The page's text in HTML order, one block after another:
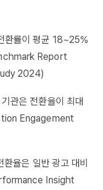
환률이 평균 18~25%
Report
2024)
관은 전환율이 최대
Engagement
율은 일반 광고 대비
Insight